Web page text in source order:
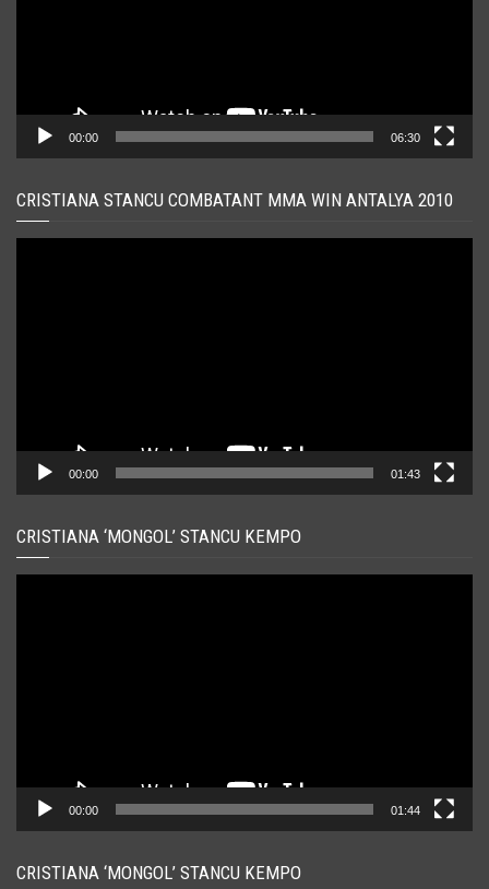
00:00 06:30
CRISTIANA STANCU COMBATANT MMA WIN ANTALYA 2010
00:00 01:43
CRISTIANA ‘MONGOL’ STANCU KEMPO
00:00 01:44
CRISTIANA ‘MONGOL’ STANCU KEMPO